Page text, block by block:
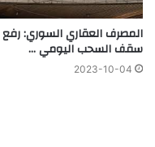
المصرف العقاري السوري: رفع
سقف السحب اليومي …
2023-10-04